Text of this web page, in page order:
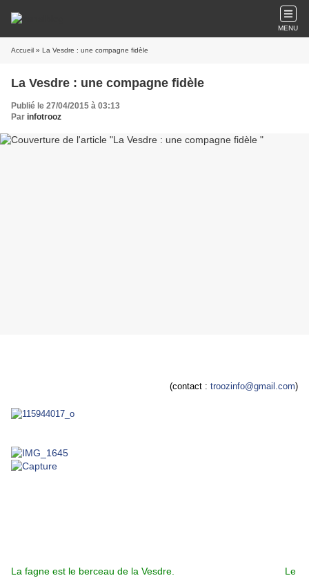
MENU
Accueil » La Vesdre : une compagne fidèle
La Vesdre : une compagne fidèle
Publié le 27/04/2015 à 03:13
Par infotrooz
(contact : troozinfo@gmail.com)
La fagne est le berceau de la Vesdre. Le